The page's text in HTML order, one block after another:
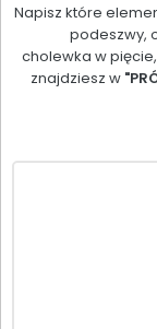
Napisz które
podeszwy,
cholewka w
znajdziesz w